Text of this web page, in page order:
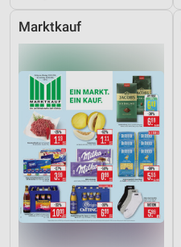
Marktkauf